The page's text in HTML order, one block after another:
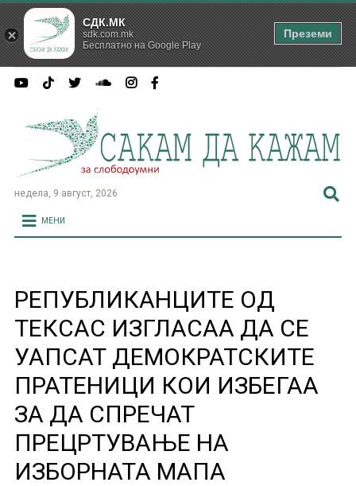
недела, 9 август, 2026
МЕНИ
РЕПУБЛИКАНЦИТЕ ОД
ТЕКСАС ИЗГЛАСАА ДА СЕ
УАПСАТ ДЕМОКРАТСКИТЕ
ПРАТЕНИЦИ КОИ ИЗБЕГАА
ЗА ДА СПРЕЧАТ
ПРЕЦРТУВАЊЕ НА
ИЗБОРНАТА МАПА
СДК.МК
sdk.com.mk
Бесплатно на Google Play
Преземи